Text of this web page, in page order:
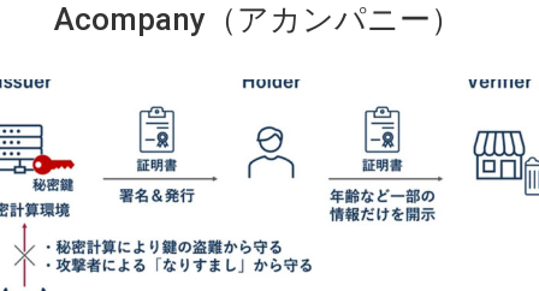
Acompany（アカンパニー）